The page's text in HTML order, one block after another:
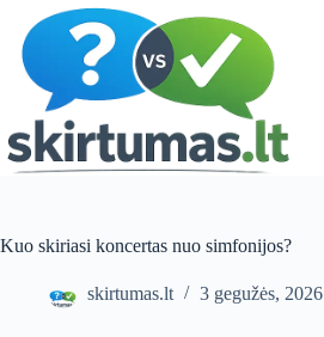
content
Kuo skiriasi koncertas nuo simfonijos?
skirtumas.lt 3 gegužės, 2026